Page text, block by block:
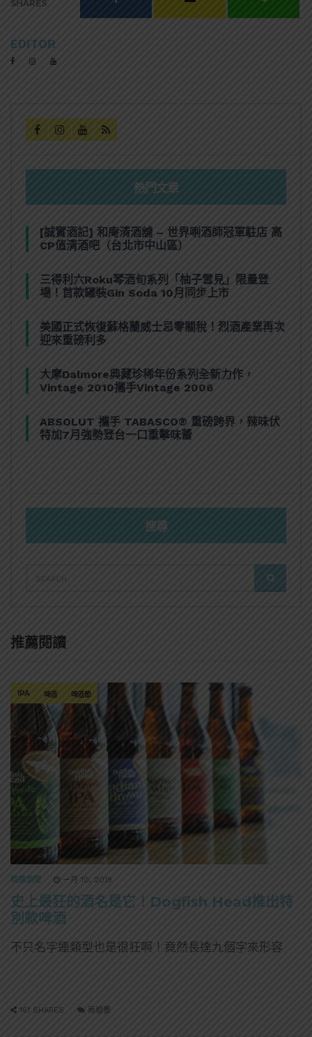
SHARES
EDITOR
熱門文章
[誠實酒記] 和庵清酒舖 – 世界唎酒師冠軍駐店 高
CP值清酒吧（台北市中山區）
三得利六Roku琴酒旬系列「柚子雪見」限量登
場！首款罐裝Gin Soda 10月同步上市
美國正式恢復蘇格蘭威士忌零關稅！烈酒產業再次
迎來重磅利多
大摩Dalmore典藏珍稀年份系列全新力作，
Vintage 2010攜手Vintage 2006
ABSOLUT 攜手 TABASCO® 重磅跨界，辣味伏
特加7月強勢登台一口重擊味蕾
搜尋
FOR:
SEARCH
推薦閱讀
IPA 啤酒 啤酒節
精選酒聞 一月 10, 2019
史上最狂的酒名是它！Dogfish Head推出特
別款啤酒
不只名字連類型也是很狂啊！竟然長達九個字來形容
161 SHARES 無迴響